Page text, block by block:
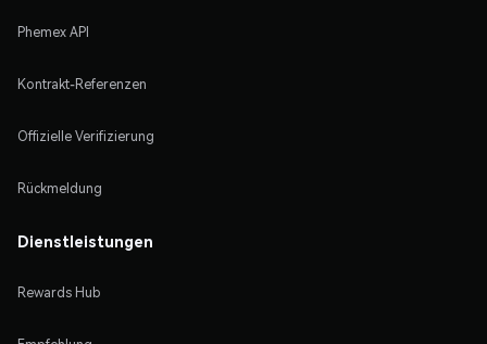
Phemex API
Kontrakt-Referenzen
Offizielle Verifizierung
Rückmeldung
Dienstleistungen
Rewards Hub